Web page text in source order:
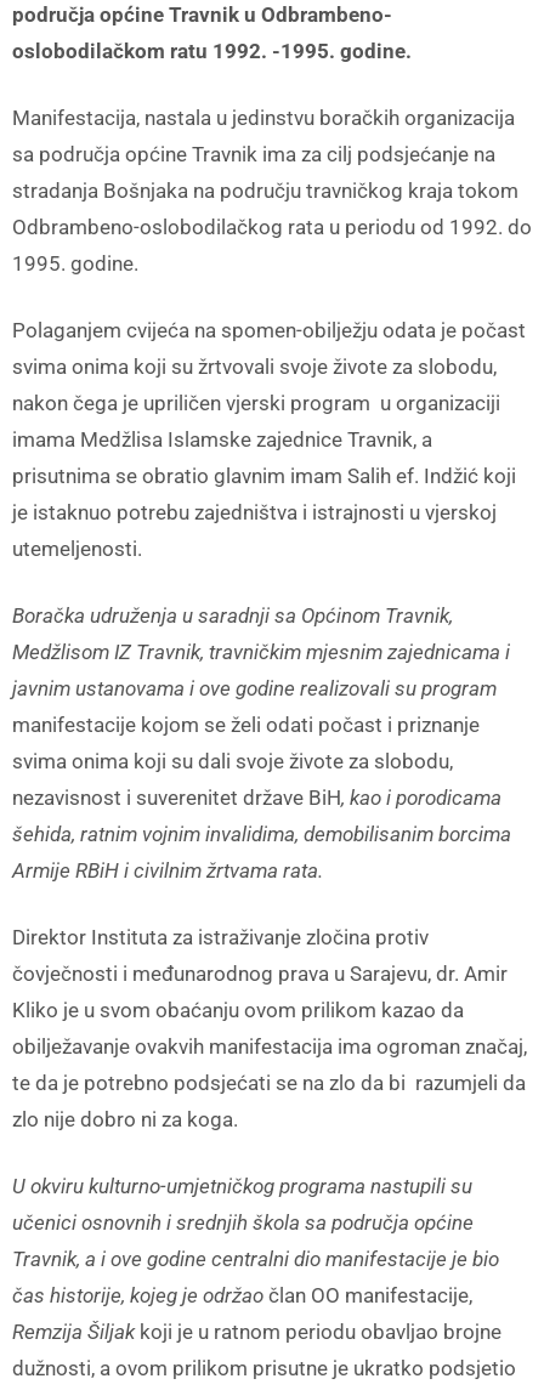
područja općine Travnik u Odbrambeno-
oslobodilačkom ratu 1992. -1995. godine.
Manifestacija, nastala u jedinstvu boračkih organizacija
sa područja općine Travnik ima za cilj podsjećanje na
stradanja Bošnjaka na području travničkog kraja tokom
Odbrambeno-oslobodilačkog rata u periodu od 1992. do
1995. godine.
Polaganjem cvijeća na spomen-obilježju odata je počast
svima onima koji su žrtvovali svoje živote za slobodu,
nakon čega je upriličen vjerski program u organizaciji
imama Medžlisa Islamske zajednice Travnik, a
prisutnima se obratio glavnim imam Salih ef. Indžić koji
je istaknuo potrebu zajedništva i istrajnosti u vjerskoj
utemeljenosti.
Boračka udruženja u saradnji sa Općinom Travnik,
Medžlisom IZ Travnik, travničkim mjesnim zajednicama i
javnim ustanovama i ove godine realizovali su program
manifestacije kojom se želi odati počast i priznanje
svima onima koji su dali svoje živote za slobodu,
nezavisnost i suverenitet države BiH, kao i porodicama
šehida, ratnim vojnim invalidima, demobilisanim borcima
Armije RBiH i civilnim žrtvama rata.
Direktor Instituta za istraživanje zločina protiv
čovječnosti i međunarodnog prava u Sarajevu, dr. Amir
Kliko je u svom obaćanju ovom prilikom kazao da
obilježavanje ovakvih manifestacija ima ogroman značaj,
te da je potrebno podsjećati se na zlo da bi razumjeli da
zlo nije dobro ni za koga.
U okviru kulturno-umjetničkog programa nastupili su
učenici osnovnih i srednjih škola sa područja općine
Travnik, a i ove godine centralni dio manifestacije je bio
čas historije, kojeg je održao član OO manifestacije,
Remzija Šiljakkoji je u ratnom periodu obavljao brojne
dužnosti, a ovom prilikom prisutne je ukratko podsjetio